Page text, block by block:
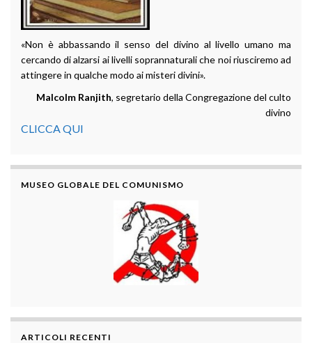
«Non è abbassando il senso del divino al livello umano ma
cercando di alzarsi ai livelli soprannaturali che noi riusciremo ad
attingere in qualche modo ai misteri divini».
Malcolm Ranjith, segretario della Congregazione del culto
divino
CLICCA QUI
MUSEO GLOBALE DEL COMUNISMO
ARTICOLI RECENTI